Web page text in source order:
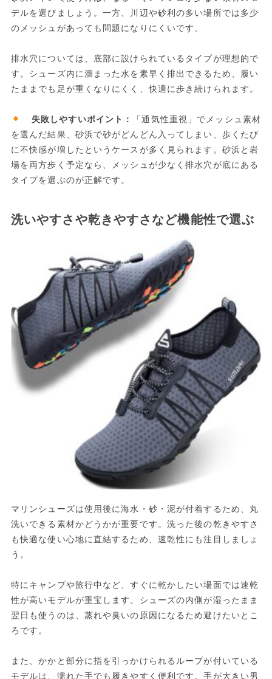
デルを選びましょう。一方、川辺や砂利の多い場所では多少
のメッシュがあっても問題になりにくいです。
排水穴については、底部に設けられているタイプが理想的で
す。シューズ内に溜まった水を素早く排出できるため、履い
たままでも足が重くなりにくく、快適に歩き続けられます。
失敗しやすいポイント：
「通気性重視」でメッシュ素材
を選んだ結果、砂浜で砂がどんどん入ってしまい、歩くたび
に不快感が増したというケースが多く見られます。砂浜と岩
場を両方歩く予定なら、メッシュが少なく排水穴が底にある
タイプを選ぶのが正解です。
洗いやすさや乾きやすさなど機能性で選ぶ
マリンシューズは使用後に海水・砂・泥が付着するため、丸
洗いできる素材かどうかが重要です。洗った後の乾きやすさ
も快適な使い心地に直結するため、速乾性にも注目しましょ
う。
特にキャンプや旅行中など、すぐに乾かしたい場面では速乾
性が高いモデルが重宝します。シューズの内側が湿ったまま
翌日も使うのは、蒸れや臭いの原因になるため避けたいとこ
ろです。
また、かかと部分に指を引っかけられるループが付いている
モデルは、濡れた手でも履きやすく便利です。手が大きい男